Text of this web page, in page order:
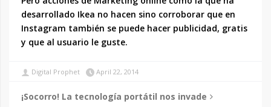
desarrollado Ikea no hacen sino corroborar que en
Instagram también se puede hacer publicidad, gratis
y que al usuario le guste.
Digital Prophet April 22, 2014
¡Socorro! La tecnología portátil nos invade